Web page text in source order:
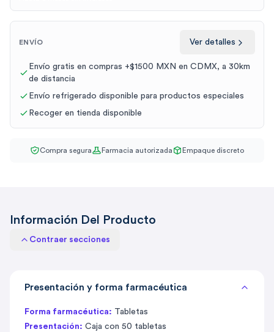
ENVÍO Ver detalles
Envío gratis en compras +$1500 MXN en CDMX, a 30km
de distancia
Envío refrigerado disponible para productos especiales
Recoger en tienda disponible
Compra segura Farmacia autorizada Empaque discreto
Información Del Producto
Contraer secciones
Presentación y forma farmacéutica
Forma farmacéutica: Tabletas
Presentación: Caja con 50 tabletas